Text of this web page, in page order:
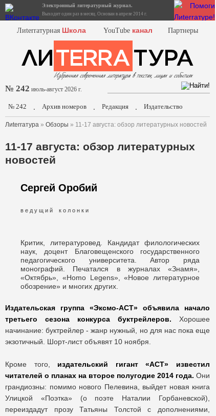
Электронный литературный журнал.
Выходит один раз в месяц. Основан в апреле 2014 г.
Лиterraтурная Школа YouTube канал Партнеры
№ 242 июль-август 2026 г.
№ 242 . Архив номеров . Редакция . Издательство
Лиterraтура » Обзоры » 11-17 августа: обзор литературных новостей
11-17 августа: обзор литературных
новостей
Сергей Оробий
в е д у щ и й к о л о н к и
Критик, литературовед. Кандидат филологических
наук, доцент Благовещенского государственного
педагогического университета. Автор ряда
монографий. Печатался в журналах «Знамя»,
«Октябрь», «Homo Legens», «Новое литературное
обозрение» и многих других.
Издательская группа «Эксмо-АСТ» объявила начало
третьего сезона конкурса буктрейлеров. Хорошее
начинание: буктрейлер - жанр нужный, но для нас пока еще
экзотичный. Шорт-лист объявят 10 ноября.
Кроме того, издательский гигант «АСТ» известил
читателей о планах на второе полугодие 2014 года. Они
грандиозны: помимо нового Пелевина, выйдет новая книга
Улицкой «Поэтка» (о поэте Наталии Горбаневской),
переиздадут прозу Татьяны Толстой с дополнениями,